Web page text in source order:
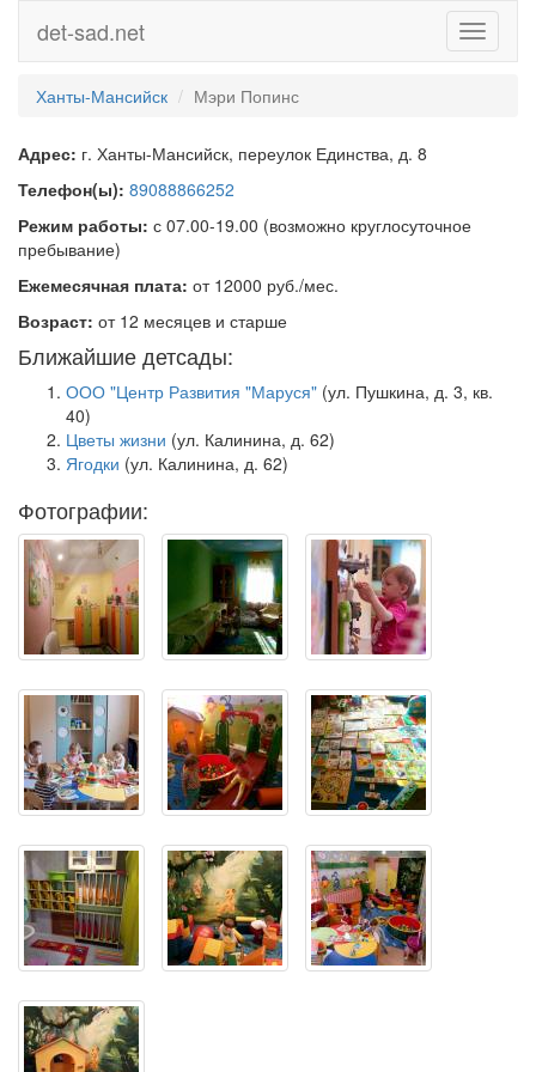
Toggle
det-sad.net
Ханты-Мансийск Мэри Попинс
Адрес: г. Ханты-Мансийск, переулок Единства, д. 8
Телефон(ы): 89088866252
Режим работы: с 07.00-19.00 (возможно круглосуточное
пребывание)
Ежемесячная плата: от 12000 руб./мес.
Возраст: от 12 месяцев и старше
Ближайшие детсады:
ООО "Центр Развития "Маруся" (ул. Пушкина, д. 3, кв.
40)
Цветы жизни (ул. Калинина, д. 62)
Ягодки (ул. Калинина, д. 62)
Фотографии: